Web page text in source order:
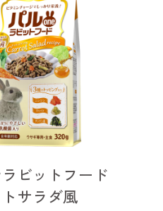
ビットフード
サラダ風